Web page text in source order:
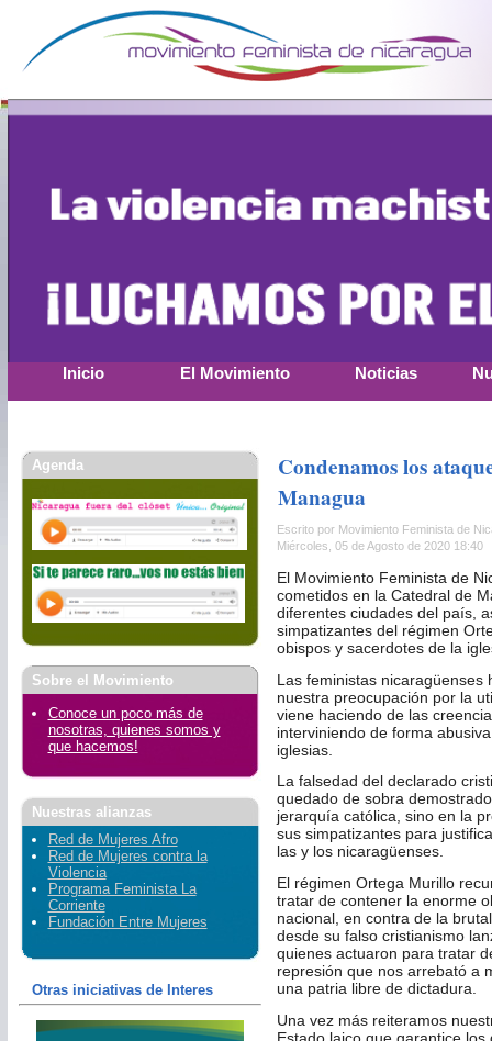
Inicio El Movimiento Noticias
Condenamos los
Managua
Escrito por Movimiento Feminista de
Miércoles, 05 de Agosto de 2020 18:40
El Movimiento Feminista de
cometidos en la Catedral de
diferentes ciudades del país,
simpatizantes del régimen
obispos y sacerdotes de la
Las feministas nicaragüenses
nuestra preocupación por la
viene haciendo de las
interviniendo de forma
iglesias.
La falsedad del declarado
quedado de sobra
jerarquía católica, sino en la
sus simpatizantes para
las y los nicaragüenses.
El régimen Ortega Murillo
tratar de contener la enorme
nacional, en contra de la
desde su falso cristianismo
quienes actuaron para tratar
represión que nos arrebató a
una patria libre de dictadura.
Una vez más reiteramos
Agenda
Sobre el Movimiento
Conoce un poco más de
nosotras, quienes somos y
que hacemos!
Nuestras alianzas
Red de Mujeres Afro
Red de Mujeres contra la
Violencia
Programa Feminista La
Corriente
Fundación Entre Mujeres
Otras iniciativas de Interes